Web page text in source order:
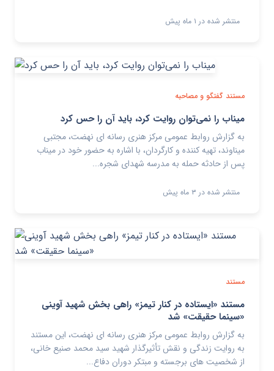
منتشر شده در ۱ ماه پیش
مستند گفتگو و مصاحبه
میناب را نمی‌توان روایت کرد، باید آن را حس کرد
به گزارش روابط عمومی مرکز هنری رسانه ای نهضت، مجتبی
میناوند، تهیه کننده و کارگردان، با اشاره به حضور خود در میناب
پس از حادثه حمله به مدرسه شهدای شجره...
منتشر شده در ۳ ماه پیش
مستند
مستند «ایستاده در کنار تیمز» راهی بخش شهید آوینی
«سینما حقیقت» شد
به گزارش روابط عمومی مرکز هنری رسانه ای نهضت، این مستند
به روایت زندگی و نقش تأثیرگذار شهید سید محمد صنیع خانی،
از شخصیت های برجسته و مبتکر دوران دفاع...